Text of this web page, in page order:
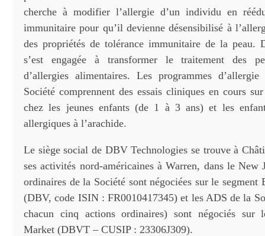
cherche à modifier l’allergie d’un individu en
immunitaire pour qu’il devienne désensibilisé à
des propriétés de tolérance immunitaire de la peau.
s’est engagée à transformer le traitement des
d’allergies alimentaires. Les programmes
Société comprennent des essais cliniques en cours
chez les jeunes enfants (de 1 à 3 ans) et les
allergiques à l’arachide.
Le siège social de DBV Technologies se trouve à
ses activités nord-américaines à Warren, dans le New
ordinaires de la Société sont négociées sur le segment
(DBV, code ISIN : FR0010417345) et les ADS de la
chacun cinq actions ordinaires) sont négociés sur
Market (DBVT – CUSIP : 23306J309).